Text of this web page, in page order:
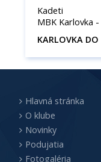
Kadeti
MBK Karlovka
KARLOVKA
Hlavná stránka
O klube
Novinky
Podujatia
Fotogaléria